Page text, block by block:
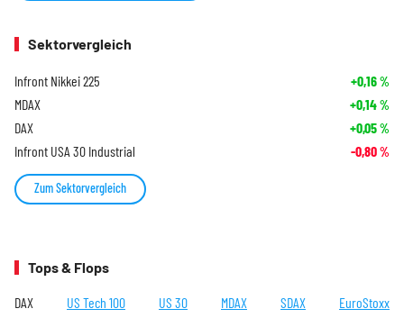
Sektorvergleich
Infront Nikkei 225 +0,16%
MDAX +0,14%
DAX +0,05%
Infront USA 30 Industrial -0,80%
Zum Sektorvergleich
Tops & Flops
DAX US Tech 100 US 30 MDAX SDAX EuroStoxx